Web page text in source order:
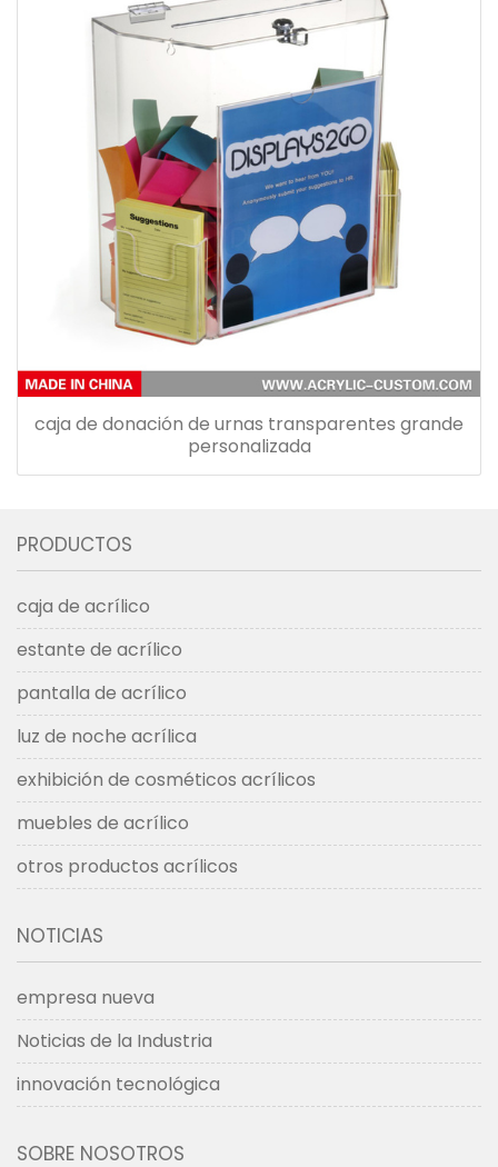
caja de donación de urnas transparentes grande
personalizada
PRODUCTOS
caja de acrílico
estante de acrílico
pantalla de acrílico
luz de noche acrílica
exhibición de cosméticos acrílicos
muebles de acrílico
otros productos acrílicos
NOTICIAS
empresa nueva
Noticias de la Industria
innovación tecnológica
SOBRE NOSOTROS